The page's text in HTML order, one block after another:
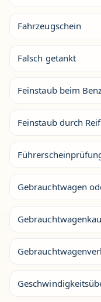
Fahrzeugschein
Falsch getankt
Feinstaub beim
Feinstaub durch
Gebrauchtwagen